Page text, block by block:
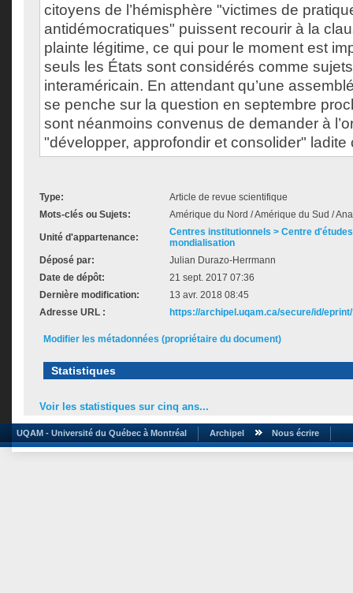
citoyens de l’hémisphère "victimes de
antidémocratiques" puissent recourir à la
plainte légitime, ce qui pour le moment est
seuls les États sont considérés comme
interaméricain. En attendant qu’une
se penche sur la question en septembre
sont néanmoins convenus de demander à
"développer, approfondir et consolider" ladite
Type:
Article de revue scientifique
Mots-clés ou Sujets:
Amérique du Nord / Amérique du Sud /
Unité d'appartenance:
Centres institutionnels > Centre
mondialisation
Déposé par:
Julian Durazo-Herrmann
Date de dépôt:
21 sept. 2017 07:36
Dernière modification:
13 avr. 2018 08:45
Adresse URL :
https://archipel.uqam.ca/secure/id/
Modifier les métadonnées (propriétaire du document)
Statistiques
Voir les statistiques sur cinq ans...
UQAM - Université du Québec à Montréal Archipel Nous écrire